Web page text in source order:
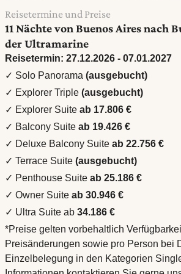
Reisetermine und Preise
11 Nächte von Buenos Aires nach
der Ultramarine
Reisetermin: 27.12.2026 - 07.01.2027
✓ Solo Panorama (ausgebucht)
✓ Explorer Triple (ausgebucht)
✓ Explorer Suite ab 17.806 €
✓ Balcony Suite ab 19.426 €
✓ Deluxe Balcony Suite ab 22.756 €
✓ Terrace Suite (ausgebucht)
✓ Penthouse Suite ab 25.186 €
✓ Owner Suite ab 30.946 €
✓ Ultra Suite ab 34.186 €
*Preise gelten vorbehaltlich
Preisänderungen sowie pro Person bei
Einzelbelegung in den Kategorien